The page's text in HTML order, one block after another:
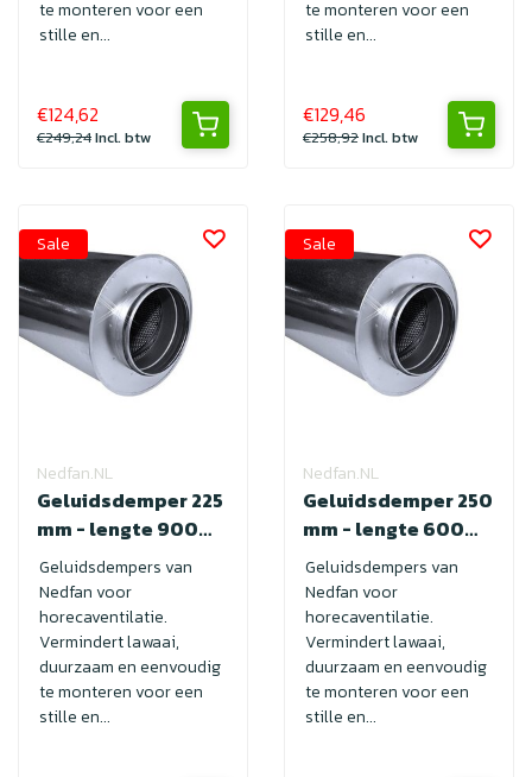
te monteren voor een
stille en...
€124,62
€249,24Incl. btw
te monteren voor een
stille en...
€129,46
€258,92Incl. btw
Nedfan.NL
Geluidsdemper 225
mm - lengte 900
met SAFE
Geluidsdempers van
Nedfan voor
horecaventilatie.
Vermindert lawaai,
duurzaam en eenvoudig
te monteren voor een
stille en...
Sale
Nedfan.NL
Geluidsdemper 250
mm - lengte 600
met SAFE
Geluidsdempers van
Nedfan voor
horecaventilatie.
Vermindert lawaai,
duurzaam en eenvoudig
te monteren voor een
stille en...
Sale